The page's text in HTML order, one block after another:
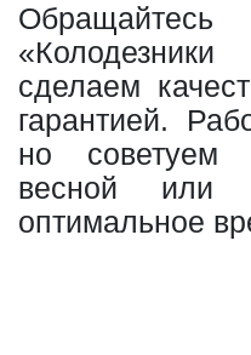
сделаем
гарантией.
но советуем
весной
оптимальное